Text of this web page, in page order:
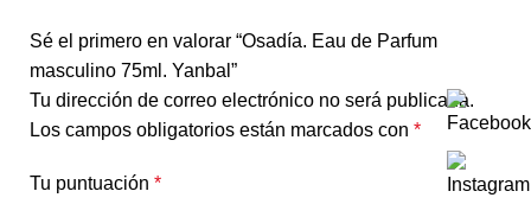
Sé el primero en valorar “Osadía. Eau de Parfum
masculino 75ml. Yanbal”
Tu dirección de correo electrónico no será publicada.
Los campos obligatorios están marcados con *
Tu puntuación *